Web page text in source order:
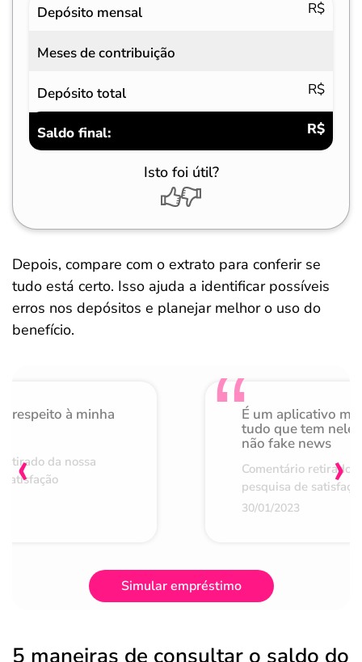
Depósito mensal R$
Meses de contribuição
Depósito total R$
Saldo final: R$
Isto foi útil?
Depois, compare com o extrato para conferir se
tudo está certo. Isso ajuda a identificar possíveis
erros nos depósitos e planejar melhor o uso do
benefício.
respeito à minha
da nossa
É um aplicativo
tudo que tem nele
não fake news
Comentário retirado
pesquisa de
30/01/2023
‹ ›
Simular empréstimo
5 maneiras de consultar o saldo do